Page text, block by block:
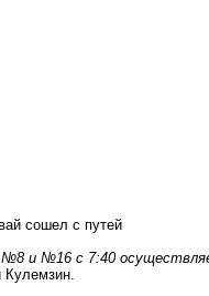
сошел с путей
и №16 с 7:40
Кулемзин.